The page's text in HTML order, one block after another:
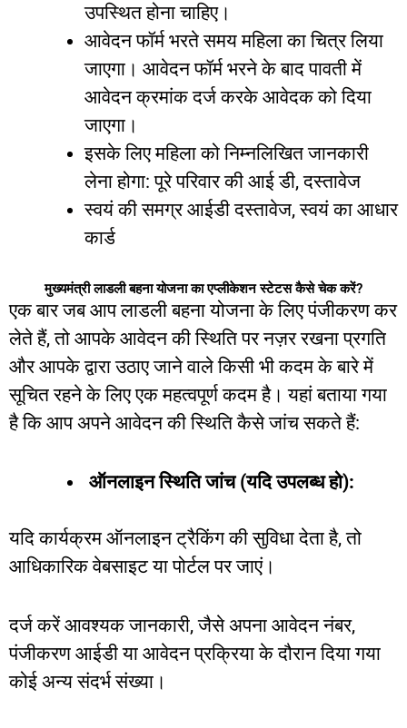
उपस्थित होना चाहिए।
आवेदन फॉर्म भरते समय महिला का चित्र लिया
जाएगा। आवेदन फॉर्म भरने के बाद पावती में
आवेदन क्रमांक दर्ज करके आवेदक को दिया
जाएगा।
इसके लिए महिला को निम्नलिखित जानकारी
लेना होगा:पूरे परिवार की आई डी,दस्तावेज
स्वयं की समग्र आईडी दस्तावेज,स्वयं का आधार
कार्ड
मुख्यमंत्री लाडली बहना योजना का एप्लीकेशन स्टेटस कैसे चेक करें?
एक बार जब आप लाडली बहना योजना के लिए पंजीकरण कर
लेते हैं,तो आपके आवेदन की स्थिति पर नज़र रखना प्रगति
और आपके द्वारा उठाए जाने वाले किसी भी कदम के बारे में
सूचित रहने के लिए एक महत्वपूर्ण कदम है। यहां बताया गया
है कि आप अपने आवेदन की स्थिति कैसे जांच सकते हैं:
ऑनलाइन स्थिति जांच(यदि उपलब्ध हो):
यदि कार्यक्रम ऑनलाइन ट्रैकिंग की सुविधा देता है,तो
आधिकारिक वेबसाइट या पोर्टल पर जाएं।
दर्ज करें आवश्यक जानकारी,जैसे अपना आवेदन नंबर,
पंजीकरण आईडी या आवेदन प्रक्रिया के दौरान दिया गया
कोई अन्य संदर्भ संख्या।